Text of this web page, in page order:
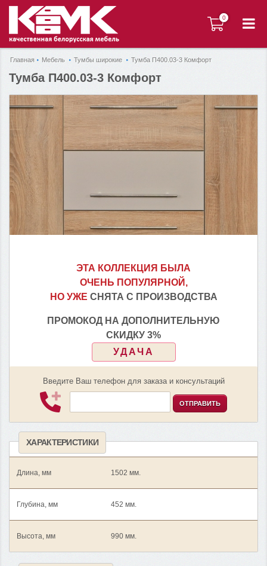
0
0
Главная Мебель Тумбы широкие Тумба П400.03-3 Комфорт
Тумба П400.03-3 Комфорт
ЭТА КОЛЛЕКЦИЯ БЫЛА
ОЧЕНЬ ПОПУЛЯРНОЙ,
НО УЖЕ СНЯТА С ПРОИЗВОДСТВА
ПРОМОКОД НА ДОПОЛНИТЕЛЬНУЮ
СКИДКУ 3%
УДАЧА
Введите Ваш телефон для заказа и консультаций
ОТПРАВИТЬ
ХАРАКТЕРИСТИКИ
Длина, мм 1502 мм.
Глубина, мм 452 мм.
Высота, мм 990 мм.